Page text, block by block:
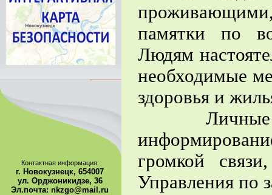
памятки по
Людям
необходимые
здоровья и
Личные
громкой
Управления по
Контактная информация:
г. Новокузнецк, 654007
ул. Орджоникидзе, 36
Эл.почта: nkzgo@mail.ru